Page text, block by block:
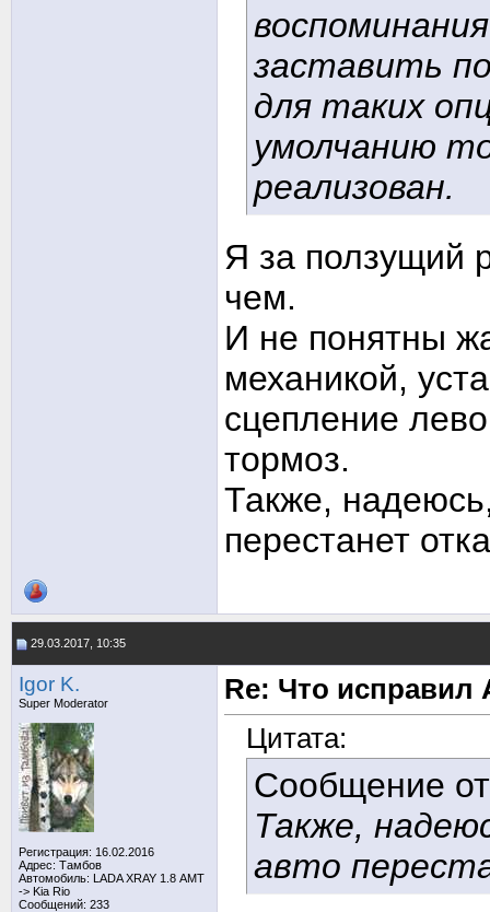
заставить
для таких
умолчанию
реализован.
Я за ползущий
чем.
И не понятны
механикой,
сцепление
тормоз.
Также,
перестанет
29.03.2017, 10:35
Igor K.
Super Moderator
Регистрация: 16.02.2016
Адрес: Тамбов
Автомобиль: LADA XRAY 1.8 АМТ
-> Kia Rio
Сообщений: 233
Re: Что исправил
Цитата:
Сообщение
Также,
авто